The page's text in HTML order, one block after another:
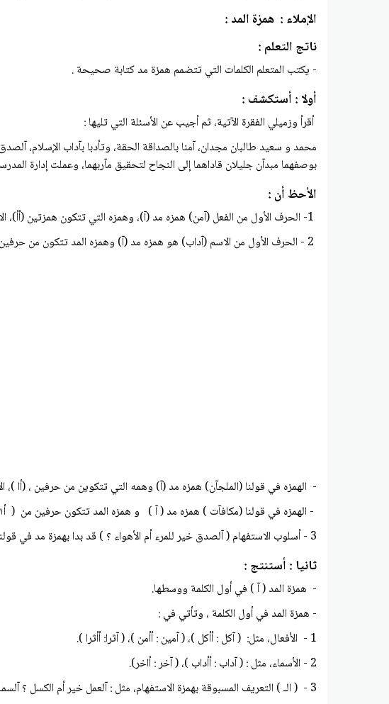
الإملاء : همزة المد :
ناتج التعلم :
- يكتب المتعلم الكلمات التي تتضمم همزة مد كتابة صحيحة .
أولا : أستكشف :
أقرأ وزميلي الفقرة الآتية، ثم أجيب عن الأسئلة التي تليها :
محمد و سعيد طالبان مجدان، آمنا بالصداقة الحقة، وتأدبا بآداب الإسلام،
بوصفهما مبدآن جلیلان قاداهما إلى النجاح لتحقيق مآربهما، وعملت إدارة
الأحظ أن :
- الهمزه في قولنا (الملجآن) همزه مد (آ) وهمه التي تتكوين من حرفين ، (أا )،
- الهمزه في قولنا (مكافآت ) همزه مد ( آ ) و همزه المد تتكون حرفين من ( أ۱ )، الأول همزه مفتوحة والثاني ألف ( مکافات )
3 - أسلوب الاستفهام ( آلصدق خير للمرء أم الأهواء ؟ ) قد بدا بهمزة مد في قولنا ( آلصدق ) همزة مد ( آ ) وهمزة المد تتكون من حرفين، (أ)، الأول همزة استفهام والثاني ألف همزة الوصل (آلصدق).
ثانيا : أستنتج :
- همزة المد ( آ ) في أول الكلمة ووسطها.
- همزة المد في أول الكلمة ، وتأتي في :
1 - الأفعال، مثل: ( آكل : أأكل )، ( آمين : أأمن )، ( آثرا: أأثرا ).
2 - الأسماء، مثل : ( آداب : أأداب )، ( آخر : أاخر).
3 - ( الـ ) التعريف المسبوقة بهمزة الاستفهام، مثل : آلعمل خير أم الكسل ؟ آلسماء أشد خلقا أم الإنسان ؟